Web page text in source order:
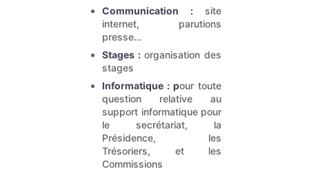
Communication :site
internet, parutions
presse…
Stages :organisation des
stages
Informatique : pour toute
question relative au
support informatique pour
le secrétariat, la
Présidence, les
Trésoriers, et les
Commissions